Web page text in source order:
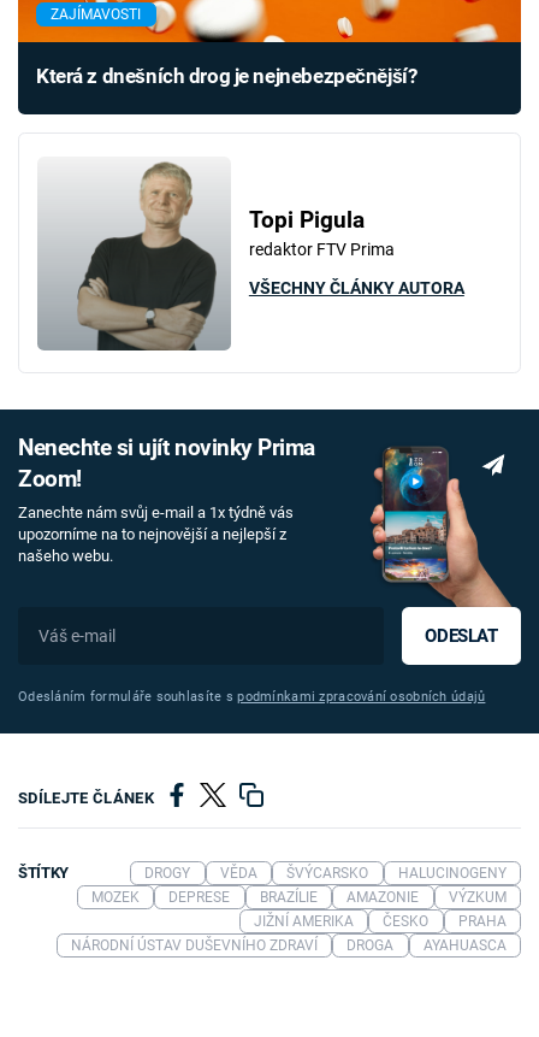
ZAJÍMAVOSTI
Která z dnešních drog je nejnebezpečnější?
Topi Pigula
redaktor FTV Prima
VŠECHNY ČLÁNKY AUTORA
Nenechte si ujít novinky Prima
Zoom!
Zanechte nám svůj e-mail a 1x týdně vás
upozorníme na to nejnovější a nejlepší z
našeho webu.
ODESLAT
Odesláním formuláře souhlasíte spodmínkami zpracování osobních údajů
SDÍLEJTE ČLÁNEK
ŠTÍTKY DROGY VĚDA ŠVÝCARSKO
HALUCINOGENY
MOZEK
DEPRESE BRAZÍLIE AMAZONIE
VÝZKUM
JIŽNÍ AMERIKA
ČESKO
PRAHA
NÁRODNÍ ÚSTAV DUŠEVNÍHO ZDRAVÍ
DROGA AYAHUASCA